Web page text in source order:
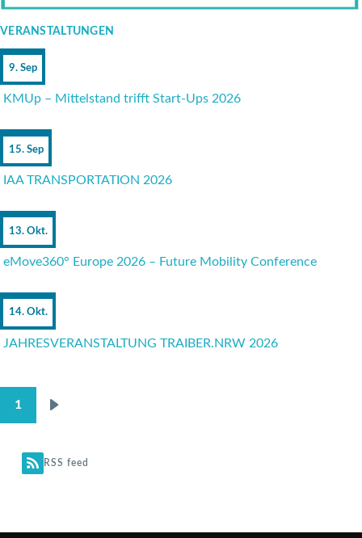
VERANSTALTUNGEN
9. Sep
KMUp – Mittelstand trifft Start-Ups 2026
15. Sep
IAA TRANSPORTATION 2026
13. Okt.
eMove360° Europe 2026 – Future Mobility Conference
14. Okt.
JAHRESVERANSTALTUNG TRAIBER.NRW 2026
1
RSS feed